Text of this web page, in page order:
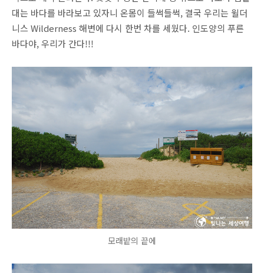
대는 바다를 바라보고 있자니 온몸이 들썩들썩, 결국 우리는 윌더
니스 Wilderness 해변에 다시 한번 차를 세웠다. 인도양의 푸른
바다야, 우리가 간다!!!
모래밭의 끝에